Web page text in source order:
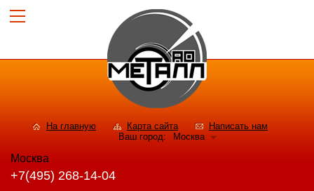
На главную Карта сайта
Написать нам
Ваш город:
Москва
Москва
+7(495) 268-14-04